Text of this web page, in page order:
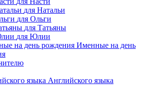
для Натальи
для Ольги
для Татьяны
для Юлии
Именные на день
Английского языка